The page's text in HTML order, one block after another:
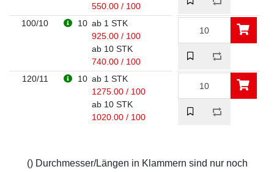
550.00 / 100
100/10
10 ab 1 STK
925.00 / 100
ab 10 STK
740.00 / 100
120/11
10 ab 1 STK
1275.00 / 100
ab 10 STK
1020.00 / 100
() Durchmesser/Längen in Klammern sind nur noch